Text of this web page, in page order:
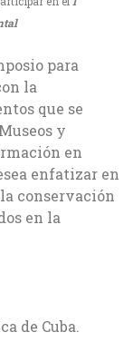
para
la
que se
y
en
enfatizar en
conservación
en la
de Cuba.